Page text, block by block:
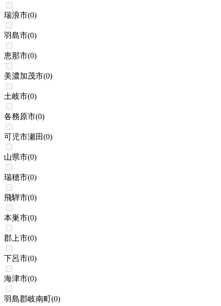
瑞浪市(0)
羽島市(0)
恵那市(0)
美濃加茂市(0)
土岐市(0)
各務原市(0)
可児市瀬田(0)
山県市(0)
瑞穂市(0)
飛騨市(0)
本巣市(0)
郡上市(0)
下呂市(0)
海津市(0)
羽島郡岐南町(0)